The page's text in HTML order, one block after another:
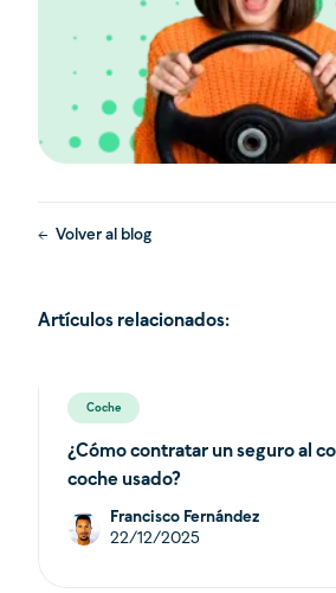
Volver al blog
Artículos relacionados:
Coche
¿Cómo contratar un seguro al
coche usado?
Francisco Fernández
22/12/2025